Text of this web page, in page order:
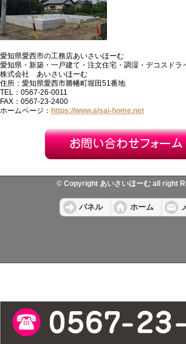
愛知県愛西市の工務店あいさいほーむ
愛知県・新築・一戸建て・注文住宅・調湿・デコスドラ
株式会社 あいさいほーむ
住所：愛知県愛西市勝幡町堀田51番地
TEL：0567-26-0011
FAX：0567-23-2400
ホームページ： https://www.aisai-home.net
© Copyright あいさいほーむ all right
パネル ホーム